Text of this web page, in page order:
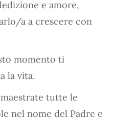
e amore,
a a crescere con
momento ti
la vita.
tutte le
nel nome del Padre e